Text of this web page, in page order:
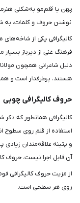
پهن یا قلم‌مو به‌شکلی
نوشتن حروف و کلمات، به
کالیگرافی یکی از شاخه‌های
فرهنگ غنی از دیرباز بسیار
دلیل شاعرانی همچون
هستند، پرطرفدار است و
حروف کالیگرافی چوبی
کالیگرافی همانطور که
استفاده از قلم روی سطوح
و پتینه علاقه‌مندان
آن قابل اجرا نیست، حروف
از مزیت حروف کالیگرافی
روی هر سطحی است.